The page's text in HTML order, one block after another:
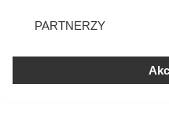
zmienić/wycofać klikając
znajdujący się w lewym
rodzaje przetwarzania
użytkownika, ale masz
przetwarzaniu. Preferencje
PARTNERZY